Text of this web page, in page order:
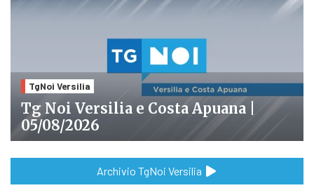
TgNoi Versilia
Tg Noi Versilia e Costa Apuana |
05/08/2026
Archivio TgNoi Versilia